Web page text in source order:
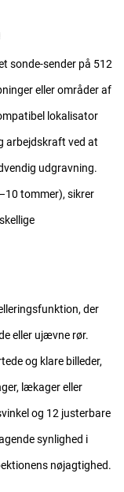
sonde-sender på 512
eller områder af
lokalisator
arbejdskraft ved at
udgravning.
tommer), sikrer
der
eller ujævne rør.
og klare billeder,
lækager eller
og 12 justerbare
synlighed i
nøjagtighed.